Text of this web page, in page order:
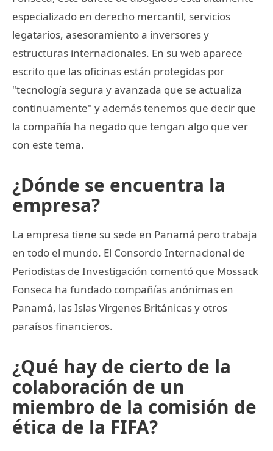
especializado en derecho mercantil, servicios
legatarios, asesoramiento a inversores y
estructuras internacionales. En su web aparece
escrito que las oficinas están protegidas por
"tecnología segura y avanzada que se actualiza
continuamente" y además tenemos que decir que
la compañía ha negado que tengan algo que ver
con este tema.
¿Dónde se encuentra la
empresa?
La empresa tiene su sede en Panamá pero trabaja
en todo el mundo. El Consorcio Internacional de
Periodistas de Investigación comentó que Mossack
Fonseca ha fundado compañías anónimas en
Panamá, las Islas Vírgenes Británicas y otros
paraísos financieros.
¿Qué hay de cierto de la
colaboración de un
miembro de la comisión de
ética de la FIFA?